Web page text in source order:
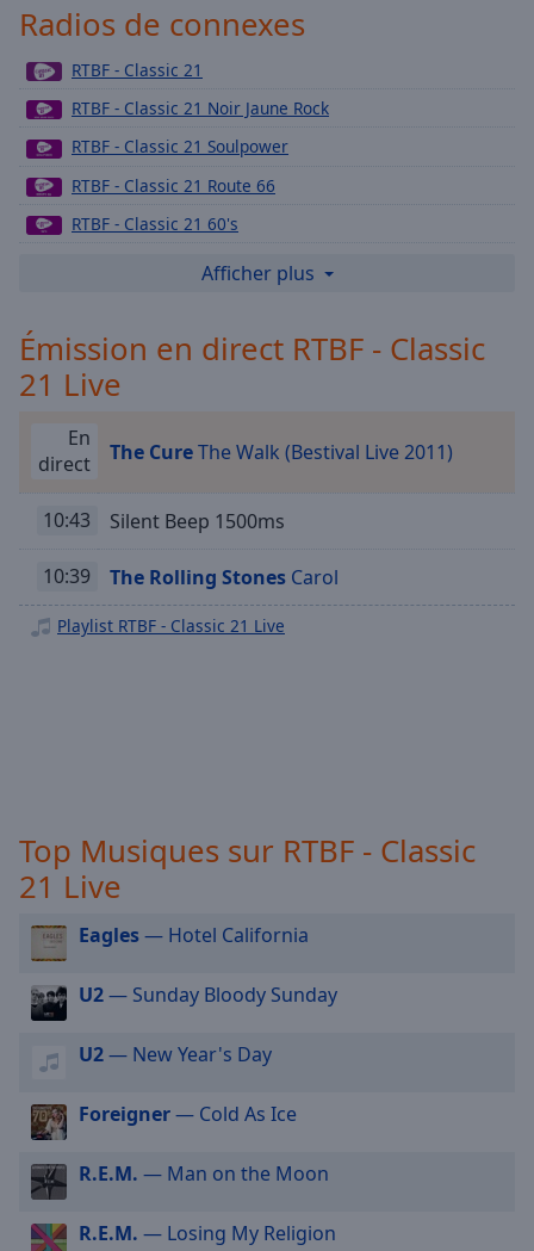
Rate
Chapters
Chapters
selected
Subtitles
subtitles
settings,
subtitles
dialog
subtitles
off,
selected
This
modal
window.
Beginning
dialog
Escape
cancel
and
Radios de connexes
RTBF - Classic 21
RTBF - Classic 21 Noir Jaune Rock
RTBF - Classic 21 Soulpower
RTBF - Classic 21 Route 66
RTBF - Classic 21 60's
RTBF - Classic 21 70's
RTBF - Classic 21 90's
RTBF - Classic 21 Metal
RTBF - Classic 21 Underground
RTBF - Tipik
RTBF Vivacité Bruxelles
RTBF Mix
Afficher plus
Émission en direct RTBF - Classic
21 Live
En
direct
The CureThe Walk (Bestival Live 2011)
10:43 Silent Beep 1500ms
10:39 The Rolling Stones Carol
Playlist RTBF - Classic 21 Live
Top Musiques sur RTBF - Classic
21 Live
Eagles— Hotel California
U2— Sunday Bloody Sunday
U2— New Year's Day
Foreigner— Cold As Ice
R.E.M. — Man on the Moon
R.E.M. — Losing My Religion